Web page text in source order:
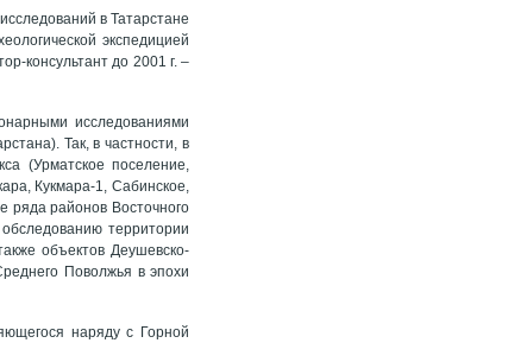
в Татарстане
экспедицией
консультант до 2001 г. –
исследованиями
Так, в частности, в
(Урматское поселение,
Кукмара-1, Сабинское,
районов Восточного
территории
объектов Деушевско-
Поволжья в эпохи
наряду с Горной